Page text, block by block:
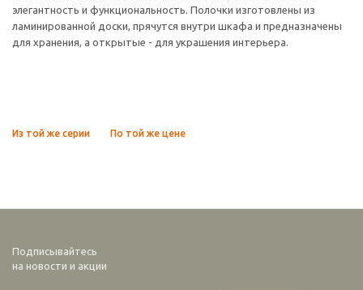
элегантность и функциональность. Полочки изготовлены из
ламинированной доски, прячутся внутри шкафа и предназначены
для хранения, а открытые - для украшения интерьера.
Из той же серии По той же цене
Подписывайтесь
на новости и акции